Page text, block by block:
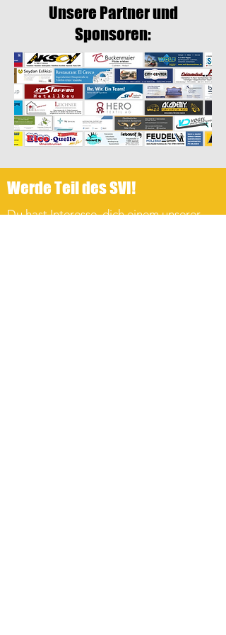
Unsere Partner und
Sponsoren:
Werde Teil des SVI!
Du hast Interesse, dich einem unserer